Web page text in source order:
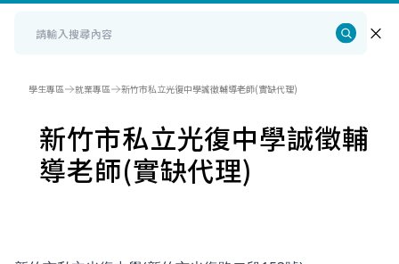
學生專區 就業專區 新竹市私立光復中學誠徵輔導老師(實缺代理)
新竹市私立光復中學誠徵輔
導老師(實缺代理)